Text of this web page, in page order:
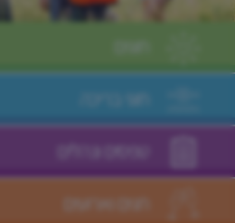
חוגים
חוגי בריכה
טפסים ונהלים
חגים וארועים